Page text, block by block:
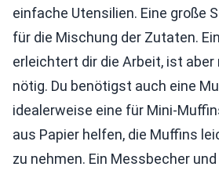
einfache Utensilien. Eine große
für die Mischung der Zutaten.
erleichtert dir die Arbeit, ist aber
nötig. Du benötigst auch eine
idealerweise eine für Mini-
aus Papier helfen, die Muffins
zu nehmen. Ein Messbecher